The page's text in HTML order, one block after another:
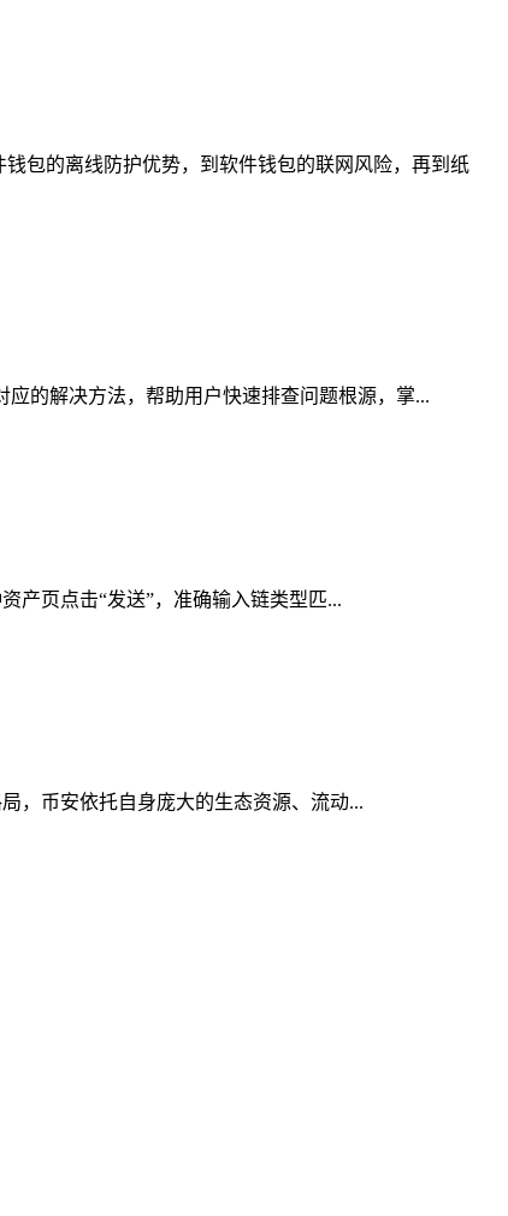
包的离线防护优势，到软件钱包的联网风险，再到纸
的解决方法，帮助用户快速排查问题根源，掌...
产页点击“发送”，准确输入链类型匹...
，币安依托自身庞大的生态资源、流动...